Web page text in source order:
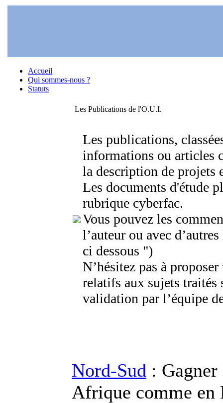
Accueil
Qui sommes-nous ?
Statuts
Les Publications de l'O.U.I.
Les publications,
informations ou articles
la description de projets
Les documents d'étude
rubrique cyberfac.
Vous pouvez les
l’auteur ou avec
ci dessous ")
N’hésitez pas à
relatifs aux sujets traités
validation par l’équipe
Nord-Sud :
Afrique comme en